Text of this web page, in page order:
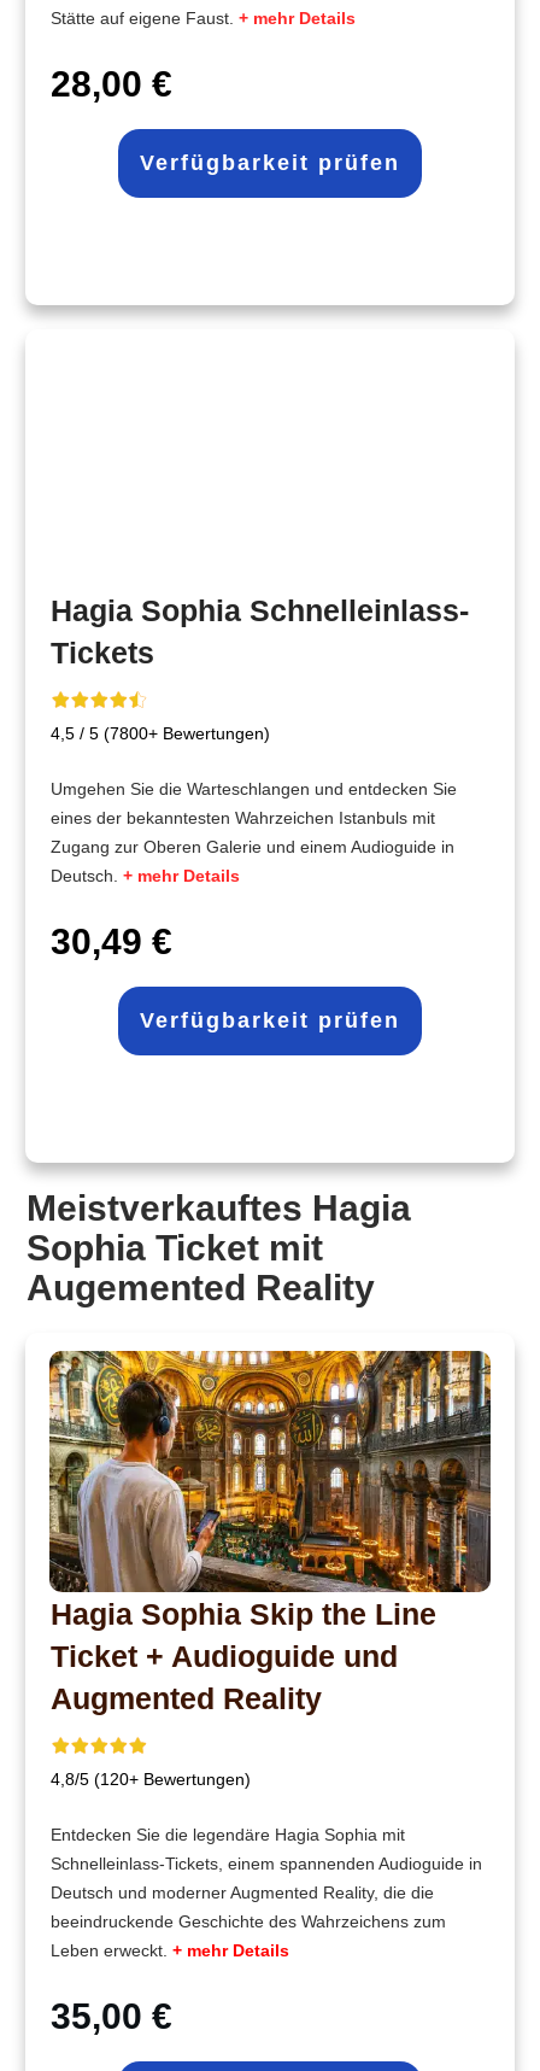
Stätte auf eigene Faust. + mehr Details
28,00 €
Verfügbarkeit prüfen
Hagia Sophia Schnelleinlass-
Tickets
4,5 / 5 (7800+ Bewertungen)
Umgehen Sie die Warteschlangen und entdecken Sie
eines der bekanntesten Wahrzeichen Istanbuls mit
Zugang zur Oberen Galerie und einem Audioguide in
Deutsch. + mehr Details
30,49 €
Verfügbarkeit prüfen
Meistverkauftes Hagia
Sophia Ticket mit
Augemented Reality
Hagia Sophia Skip the Line
Ticket + Audioguide und
Augmented Reality
4,8/5 (120+ Bewertungen)
Entdecken Sie die legendäre Hagia Sophia mit
Schnelleinlass-Tickets, einem spannenden Audioguide in
Deutsch und moderner Augmented Reality, die die
beeindruckende Geschichte des Wahrzeichens zum
Leben erweckt. + mehr Details
35,00 €